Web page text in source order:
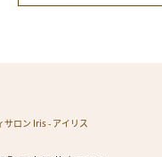
サロン Iris - アイリス